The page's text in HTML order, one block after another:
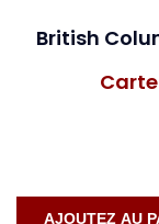
British